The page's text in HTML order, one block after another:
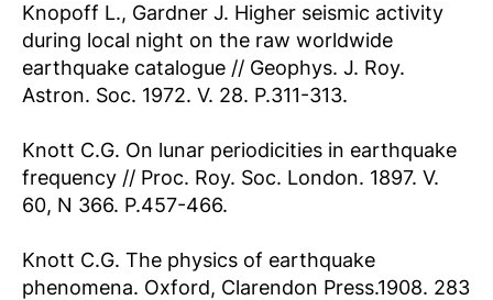
Knopoff L., Gardner J. Higher seismic activity
during local night on the raw worldwide
earthquake catalogue // Geophys. J. Roy.
Astron. Soc. 1972. V. 28. P.311-313.
Knott C.G. On lunar periodicities in earthquake
frequency // Proc. Roy. Soc. London. 1897. V.
60, N 366. P.457-466.
Knott C.G. The physics of earthquake
phenomena. Oxford, Clarendon Press.1908. 283